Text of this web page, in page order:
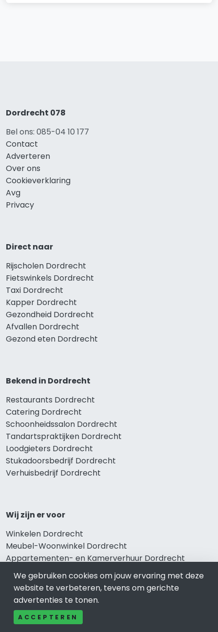
Dordrecht 078
Bel ons: 085-04 10 177
Contact
Adverteren
Over ons
Cookieverklaring
Avg
Privacy
Direct naar
Rijscholen Dordrecht
Fietswinkels Dordrecht
Taxi Dordrecht
Kapper Dordrecht
Gezondheid Dordrecht
Afvallen Dordrecht
Gezond eten Dordrecht
Bekend in Dordrecht
Restaurants Dordrecht
Catering Dordrecht
Schoonheidssalon Dordrecht
Tandartspraktijken Dordrecht
Loodgieters Dordrecht
Stukadoorsbedrijf Dordrecht
Verhuisbedrijf Dordrecht
Wij zijn er voor
Winkelen Dordrecht
Meubel-Woonwinkel Dordrecht
Appartementen- en Kamerverhuur Dordrecht
Camping Dordrecht
Overnachten Dordrecht
Vakantiehuis Dordrecht
We gebruiken cookies om jouw ervaring met deze
website te verbeteren, tevens om gerichte
advertenties te tonen.
ACCEPTEREN